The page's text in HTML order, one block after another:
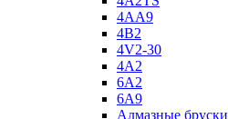
4AA9
4B2
4V2-30
4А2
6A2
6A9
Алмазные